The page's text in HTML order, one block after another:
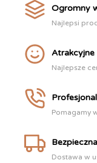
Ogromny
Najlepsi
Atrakcyjne
Najlepsze
Pomagamy
Dostawa w